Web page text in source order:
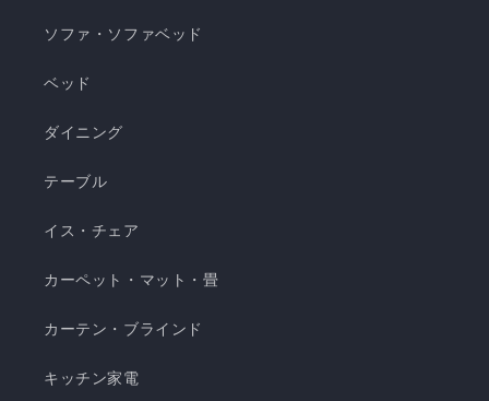
シブル仕様 ・柔らかくてとろっとしたくしゅくし
濯できてお手入れ簡単 瞬間避暑地 くしゅくしゅケ
暑地 くしゅくしゅケット SD...
ソファ・ソファベッド
ベッド
ダイニング
テーブル
イス・チェア
カーペット・マット・畳
カーテン・ブラインド
キッチン家電